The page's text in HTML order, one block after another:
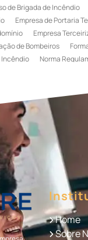
de Brigada de Incêndio
Empresa de Portaria
Empresa
de Bombeiros
Incêndio
Norma
Serviço Especializado
de Recepcionista
Treinamento de
23
Treinamento de
CIPA
Treinamento de
Home
Sobre